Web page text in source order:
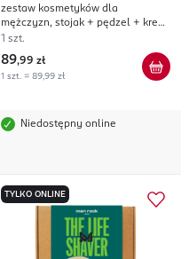
zestaw kosmetyków dla
mężczyzn, stojak + pędzel + krem
do golenia 100ml, Sandalwood
1 szt.
89,99 zł
1 szt. = 89,99 zł
Niedostępny online
TYLKO ONLINE